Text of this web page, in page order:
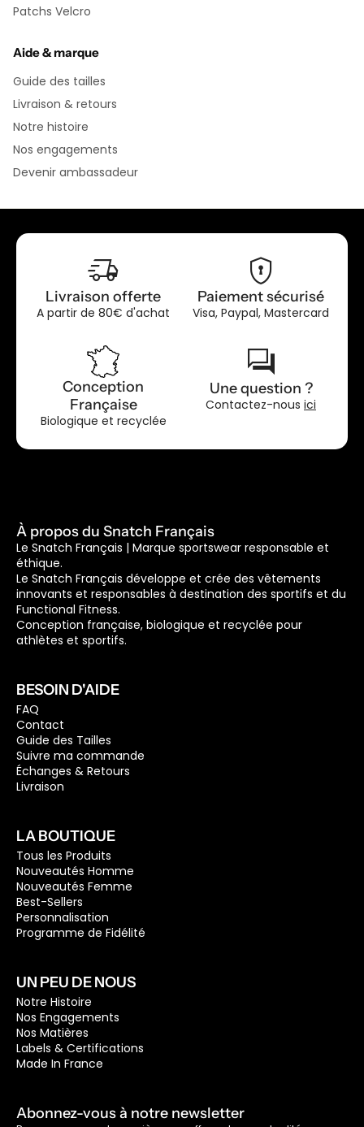
Patchs Velcro
Aide & marque
Guide des tailles
Livraison & retours
Notre histoire
Nos engagements
Devenir ambassadeur
delivery_truck_speed
Livraison offerte
A partir de 80€ d'achat
encrypted
Paiement sécurisé
Visa, Paypal, Mastercard
Conception
Française
Biologique et recyclée
forum
Une question ?
Contactez-nous ici
À propos du Snatch Français
Le Snatch Français | Marque sportswear responsable et
éthique.
Le Snatch Français développe et crée des vêtements
innovants et responsables à destination des sportifs et du
Functional Fitness.
Conception française, biologique et recyclée pour
athlètes et sportifs.
BESOIN D'AIDE
FAQ
Contact
Guide des Tailles
Suivre ma commande
Échanges & Retours
Livraison
LA BOUTIQUE
Tous les Produits
Nouveautés Homme
Nouveautés Femme
Best-Sellers
Personnalisation
Programme de Fidélité
UN PEU DE NOUS
Notre Histoire
Nos Engagements
Nos Matières
Labels & Certifications
Made In France
Abonnez-vous à notre newsletter